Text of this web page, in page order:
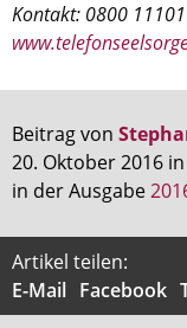
Kontakt: 0800
Beitrag von
20. Oktober 2016
in der Ausgabe
Artikel teilen:
E-Mail Facebook